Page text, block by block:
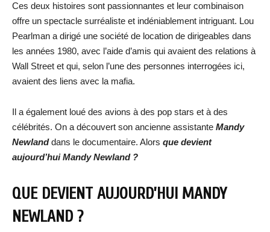
Ces deux histoires sont passionnantes et leur combinaison
offre un spectacle surréaliste et indéniablement intriguant. Lou
Pearlman a dirigé une société de location de dirigeables dans
les années 1980, avec l’aide d’amis qui avaient des relations à
Wall Street et qui, selon l’une des personnes interrogées ici,
avaient des liens avec la mafia.
Il a également loué des avions à des pop stars et à des
célébrités. On a découvert son ancienne assistante Mandy
Newlanddans le documentaire. Alors que devient
aujourd’hui Mandy Newland ?
QUE DEVIENT AUJOURD’HUI MANDY
NEWLAND ?